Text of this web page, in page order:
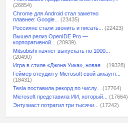
(26854)
Chrome для Android стал заметно
плавнее: Google...
(23435)
Россияне стали звонить и писать...
(22423)
Вышел релиз OpenIDE Pro —
корпоративной...
(20939)
Mitsubishi начнёт выпускать по 1000...
(20490)
Игра в стиле «Джона Уика», новая...
(19328)
Геймер отсудил у Microsoft свой аккаунт...
(18431)
Tesla поставила рекорд по числу...
(17764)
Microsoft представила ИИ, который...
(17664)
Энтузиаст потратил три тысячи...
(17242)